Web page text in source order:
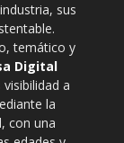
sus
temático y
Digital
a
la
con una